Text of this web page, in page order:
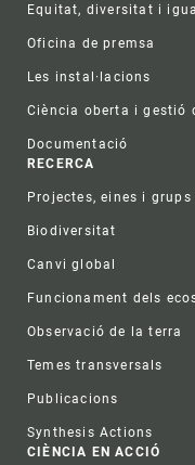
Equitat, diversitat i
Oficina de premsa
Les instal·lacions
Ciència oberta i gestió
Documentació
RECERCA
Projectes, eines i grups
Biodiversitat
Canvi global
Funcionament dels
Observació de la terra
Temes transversals
Publicacions
Synthesis Actions
CIÈNCIA EN ACCIÓ